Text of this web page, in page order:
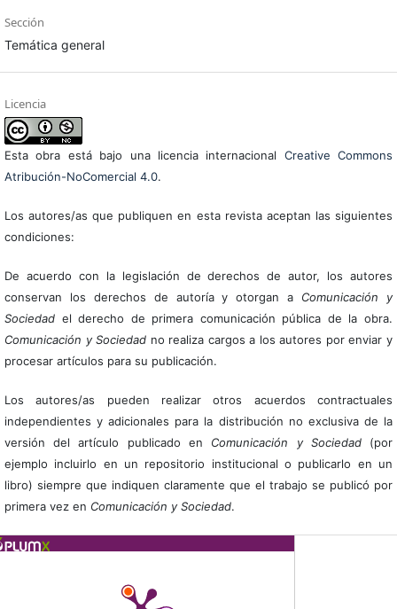
Sección
Temática general
Licencia
Esta obra está bajo una licencia internacional Creative Commons
Atribución-NoComercial 4.0.
Los autores/as que publiquen en esta revista aceptan las siguientes
condiciones:
De acuerdo con la legislación de derechos de autor, los autores
conservan los derechos de autoría y otorgan a Comunicación y
Sociedadel derecho de primera comunicación pública de la obra.
Comunicación y Sociedad no realiza cargos a los autores por enviar y
procesar artículos para su publicación.
Los autores/as pueden realizar otros acuerdos contractuales
independientes y adicionales para la distribución no exclusiva de la
versión del artículo publicado en Comunicación y Sociedad(por
ejemplo incluirlo en un repositorio institucional o publicarlo en un
libro) siempre que indiquen claramente que el trabajo se publicó por
primera vez en Comunicación y Sociedad.